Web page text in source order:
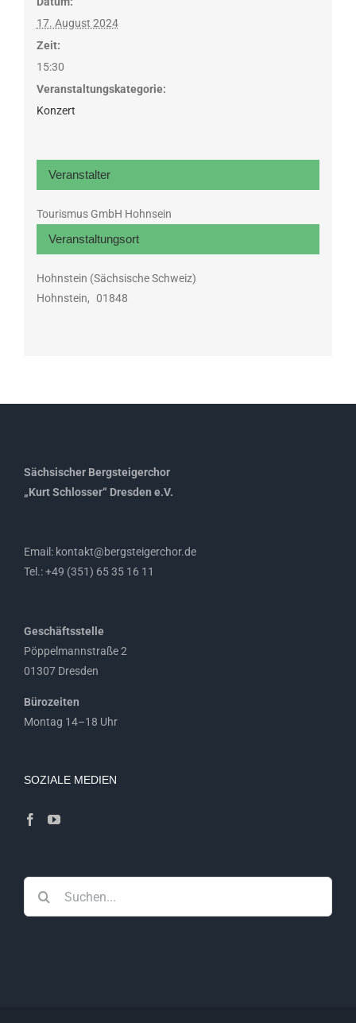
17. August 2024
Zeit:
15:30
Veranstaltungskategorie:
Konzert
Veranstaltungsort
Hohnstein (Sächsische Schweiz)
Hohnstein, 01848
Veranstalter
Tourismus GmbH Hohnsein
Sächsischer Bergsteigerchor
„Kurt Schlosser“ Dresden e.V.
Email: kontakt@bergsteigerchor.de
Tel.: +49 (351) 65 35 16 11
Geschäftsstelle
Pöppelmannstraße 2
01307 Dresden
Bürozeiten
Montag 14–18 Uhr
SOZIALE MEDIEN
nach: